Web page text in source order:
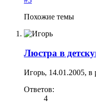
Похожие темы
Люстра в
Игорь, 14.01.2005, в
Ответов:
4